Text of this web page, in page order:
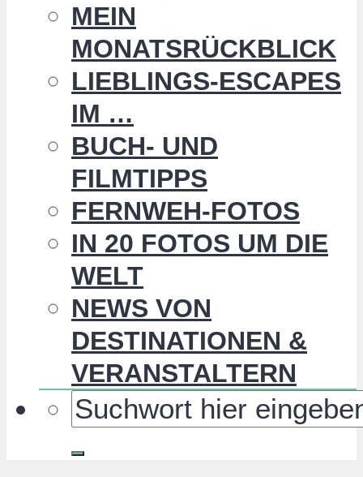
MEIN
MONATSRÜCKBLICK
LIEBLINGS-ESCAPES
IM …
BUCH- UND
FILMTIPPS
FERNWEH-FOTOS
IN 20 FOTOS UM DIE
WELT
NEWS VON
DESTINATIONEN &
VERANSTALTERN